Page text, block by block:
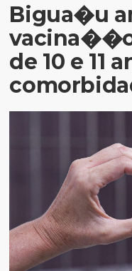
Bigua�u
de 10 e 11